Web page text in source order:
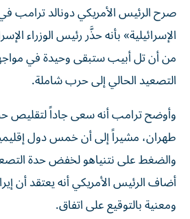
الإسرائيلية» بأنه حذَّر رئيس الوزراء
من أن تل أبيب ستبقى وحيدة في
التصعيد الحالي إلى حرب شاملة.
وأوضح ترامب أنه سعى جاداً لتقليص
طهران، مشيراً إلى أن خمس دول
والضغط على نتنياهو لخفض حدة
أضاف الرئيس الأمريكي أنه يعتقد أن
ومعنية بالتوقيع على اتفاق.